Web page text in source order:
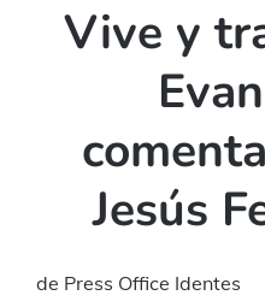
Vive y
Jesús
de Press Office Identes